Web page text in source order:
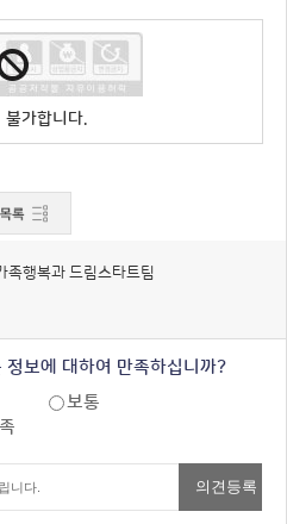
불가합니다.
족행복과 드림스타트팀
정보에 대하여 만족하십니까?
보통